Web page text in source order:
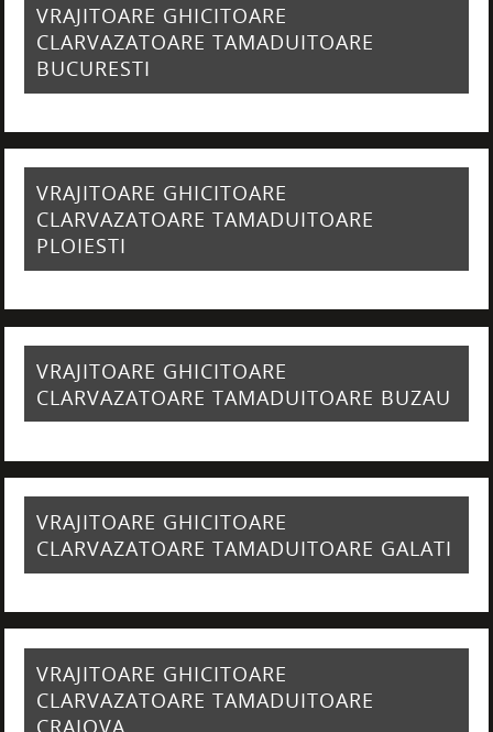
VRAJITOARE GHICITOARE
CLARVAZATOARE TAMADUITOARE
BUCURESTI
VRAJITOARE GHICITOARE
CLARVAZATOARE TAMADUITOARE
PLOIESTI
VRAJITOARE GHICITOARE
CLARVAZATOARE TAMADUITOARE BUZAU
VRAJITOARE GHICITOARE
CLARVAZATOARE TAMADUITOARE GALATI
VRAJITOARE GHICITOARE
CLARVAZATOARE TAMADUITOARE
CRAIOVA